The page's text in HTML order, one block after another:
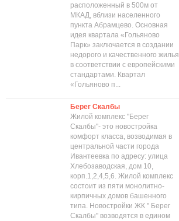
расположенный в 500м от
МКАД, вблизи населенного
пункта Абрамцево. Основная
идея квартала «Гольяново
Парк» заключается в создании
недорого и качественного жилья
в соответствии с европейскими
стандартами. Квартал
«Гольяново п...
Берег Скалбы
Жилой комплекс "Берег
Скалбы"- это новостройка
комфорт класса, возводимая в
центральной части города
Ивантеевка по адресу: улица
Хлебозаводская, дом 10,
корп.1,2,4,5,6. Жилой комплекс
состоит из пяти монолитно-
кирпичных домов башенного
типа. Новостройки ЖК " Берег
Скалбы" возводятся в едином